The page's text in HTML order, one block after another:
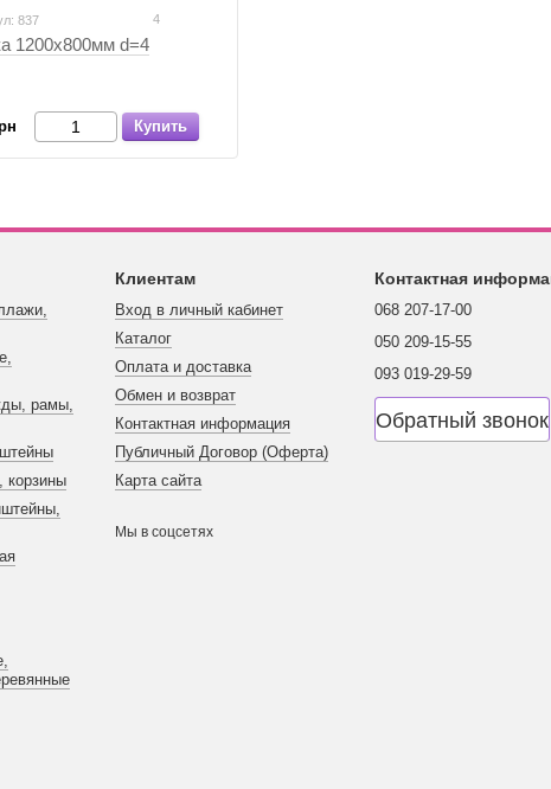
837 4
1200х800мм d=4
Купить
рамы,
корзины
Клиентам
Вход в личный кабинет
Каталог
Оплата и доставка
Обмен и возврат
Контактная информация
Публичный Договор (Оферта)
Карта сайта
Мы в соцсетях
Контактная
068 207-17-00
050 209-15-55
093 019-29-59
Обратный звонок